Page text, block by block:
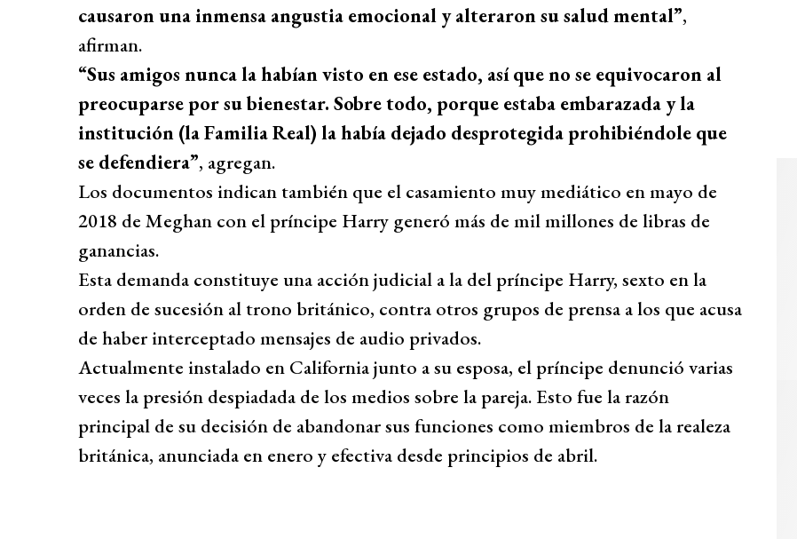
causaron una inmensa angustia emocional y alteraron su salud mental”,
afirman.
“Sus amigos nunca la habían visto en ese estado, así que no se equivocaron al
preocuparse por su bienestar. Sobre todo, porque estaba embarazada y la
institución (la Familia Real) la había dejado desprotegida prohibiéndole que
se defendiera”, agregan.
Los documentos indican también que el casamiento muy mediático en mayo de
2018 de Meghan con el príncipe Harry generó más de mil millones de libras de
ganancias.
Esta demanda constituye una acción judicial a la del príncipe Harry, sexto en la
orden de sucesión al trono británico, contra otros grupos de prensa a los que acusa
de haber interceptado mensajes de audio privados.
Actualmente instalado en California junto a su esposa, el príncipe denunció varias
veces la presión despiadada de los medios sobre la pareja. Esto fue la razón
principal de su decisión de abandonar sus funciones como miembros de la realeza
británica, anunciada en enero y efectiva desde principios de abril.